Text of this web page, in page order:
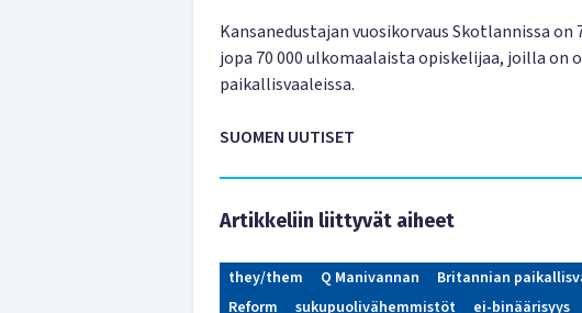
Kansanedustajan vuosikorvaus Skotlannissa on
jopa 70 000 ulkomaalaista opiskelijaa, joilla on
paikallisvaaleissa.
SUOMEN UUTISET
Artikkeliin liittyvät aiheet
they/them Q Manivannan Britannian
Reform
sukupuolivähemmistöt ei-binäärisyys